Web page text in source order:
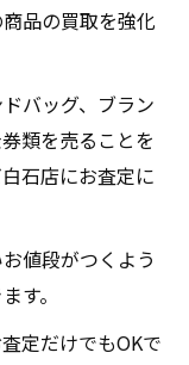
品の買取を強化
バッグ、ブラン
類を売ることを
石店にお査定に
値段がつくよう
す。
定だけでもOKで